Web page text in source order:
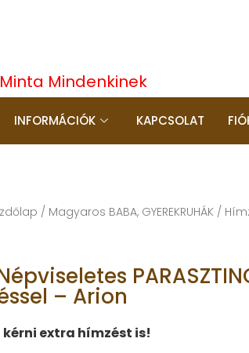
Mindenkinek
INFORMÁCIÓK KAPCSOLAT
/ Magyaros BABA, GYEREKRUHÁK /
– Arion
kérni extra hímzést is!